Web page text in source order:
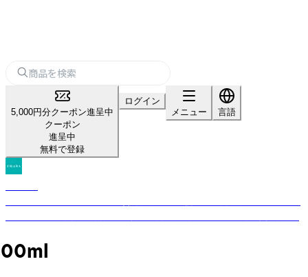
5,000円分クーポン進呈中
クーポン
進呈中
無料で登録
ログイン
メニュー
言語